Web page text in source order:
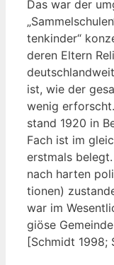
Das war der
ten­kin­der“
deren Eltern
ist, wie der
wenig
stand 1920 in
Fach ist im
erst­mals
nach har­ten
tio­nen)
war im
giö­se
[Schmidt 1998;